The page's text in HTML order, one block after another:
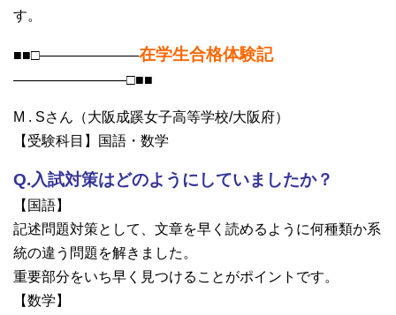
大学院【博士前期課程】
大学院【博士後期課程】
感染管理認定看護師教育課程
看護の智協働開発センター
す。
■■□―――――――在学生合格体験記
――――――――□■■
M . Sさん（大阪成蹊女子高等学校/大阪府）
【受験科目】国語・数学
Q.入試対策はどのようにしていましたか？
【国語】
記述問題対策として、文章を早く読めるように何種類か系
統の違う問題を解きました。
重要部分をいち早く見つけることがポイントです。
【数学】